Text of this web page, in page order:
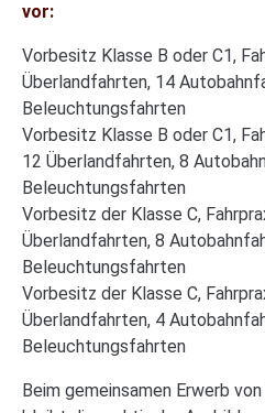
vor:
Vorbesitz Klasse B oder C1,
Überlandfahrten, 14
Beleuchtungsfahrten
Vorbesitz Klasse B oder C1,
12 Überlandfahrten, 8
Beleuchtungsfahrten
Vorbesitz der Klasse C,
Überlandfahrten, 8
Beleuchtungsfahrten
Vorbesitz der Klasse C,
Überlandfahrten, 4
Beleuchtungsfahrten
Beim gemeinsamen Erwerb